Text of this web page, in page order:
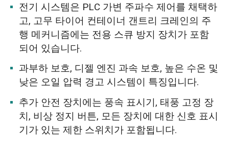
전기 시스템은 PLC 가변 주파수 제어를 채택하
고, 고무 타이어 컨테이너 갠트리 크레인의 주
행 메커니즘에는 전용 스큐 방지 장치가 포함
되어 있습니다.
과부하 보호, 디젤 엔진 과속 보호, 높은 수온 및
낮은 오일 압력 경고 시스템이 특징입니다.
추가 안전 장치에는 풍속 표시기, 태풍 고정 장
치, 비상 정지 버튼, 모든 장치에 대한 신호 표시
기가 있는 제한 스위치가 포함됩니다.